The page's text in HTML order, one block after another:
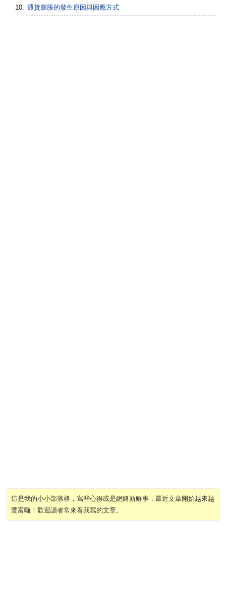
通貨膨脹的發生原因與因應方式
這是我的小小部落格，寫些心得或是網路新鮮事，最近文章開始越來越
豐富囉！歡迎讀者常來看我寫的文章。